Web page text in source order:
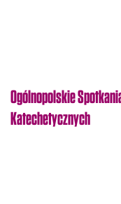
Ogólnopolskie
Katechetycznych